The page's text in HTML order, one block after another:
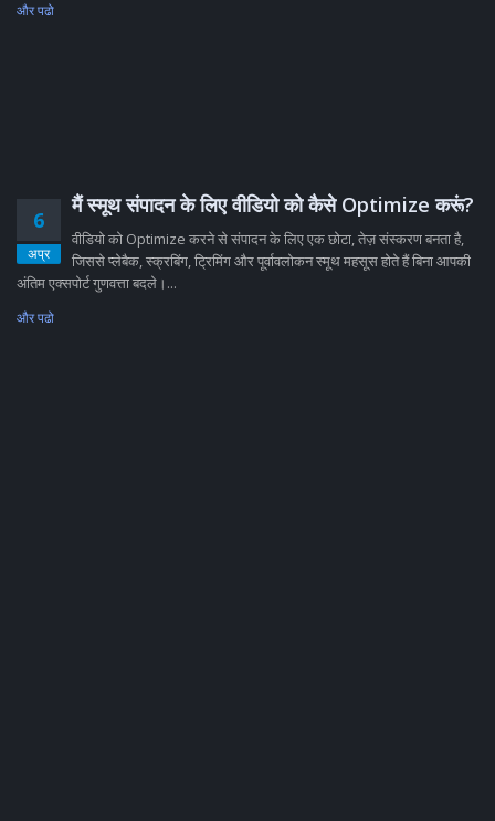
और पढो
6
अप्र
मैं स्मूथ संपादन के लिए वीडियो को कैसे Optimize करूं?
वीडियो को Optimize करने से संपादन के लिए एक छोटा, तेज़ संस्करण बनता है,
जिससे प्लेबैक, स्क्रबिंग, ट्रिमिंग और पूर्वावलोकन स्मूथ महसूस होते हैं बिना आपकी
अंतिम एक्सपोर्ट गुणवत्ता बदले।...
और पढो